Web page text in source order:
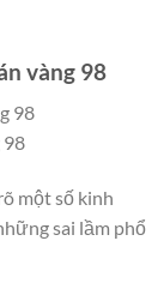
vàng 98
98
một số kinh
sai lầm phổ